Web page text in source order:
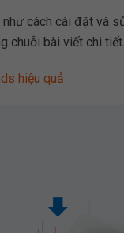
cách cài đặt và
chuỗi bài viết chi
hiệu quả